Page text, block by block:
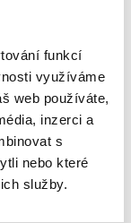
funkcí
využíváme
web používáte,
inzerci a
s
nebo které
služby.